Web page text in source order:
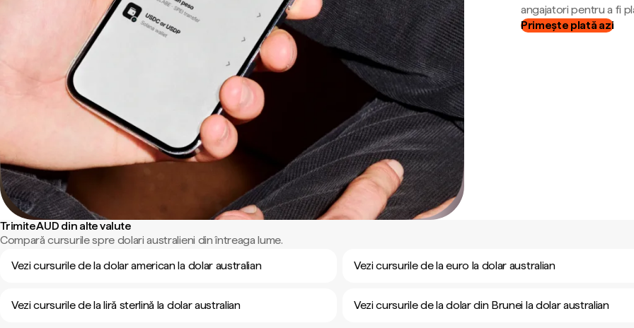
angajatori pentru a fi
Primește plată azi
Trimite AUD din alte valute
Compară cursurile spre dolari australieni din întreaga lume.
Vezi cursurile de la dolar american la dolar australian
Vezi cursurile de la euro la dolar australian
Vezi cursurile de la liră sterlină la dolar australian Vezi cursurile de la dolar din Brunei la dolar australian